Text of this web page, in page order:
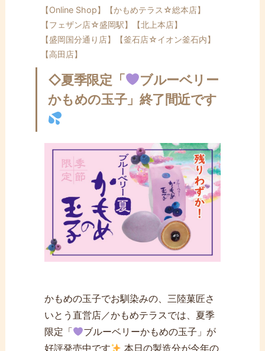
【Online Shop】
【かもめテラス☆総本店】
【フェザン店☆盛岡駅】
【北上本店】
【盛岡国分通り店】
【釜石店☆イオン釜石内】
【高田店】
◇夏季限定「
ブルーベリー
かもめの玉子」終了間近です
かもめの玉子でお馴染みの、三陸菓匠さ
いとう直営店／かもめテラスでは、夏季
限定「
ブルーベリーかもめの玉子」が
好評発売中です
本日の製造分が今年の